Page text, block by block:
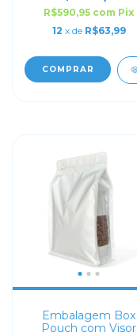
R$590,95 com Pix
12 x de R$63,99
COMPRAR
Embalagem Box
Pouch com Visor